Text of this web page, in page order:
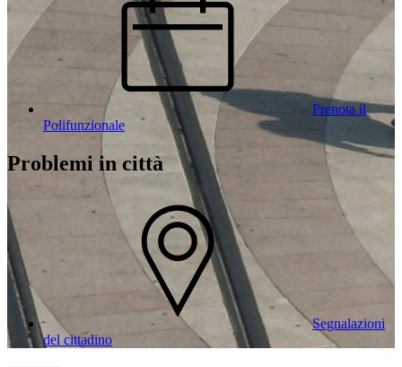
Prenota il
Polifunzionale
Problemi in città
Segnalazioni
del cittadino